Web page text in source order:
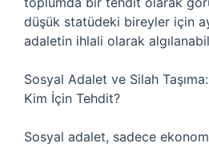
düşük statüdeki bireyler için
adaletin ihlali olarak
Sosyal Adalet ve Silah
Kim İçin Tehdit?
Sosyal adalet, sadece